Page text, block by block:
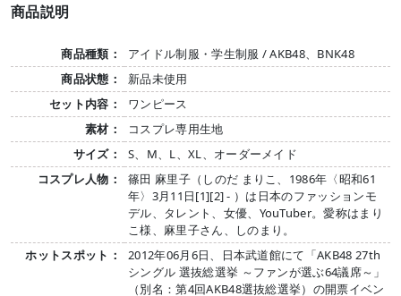
商品説明
商品種類：
アイドル制服・学生制服 / AKB48、BNK48
商品状態：
新品未使用
セット内容：
ワンピース
素材：
コスプレ専用生地
サイズ：
S、M、L、XL、オーダーメイド
コスプレ人物：
篠田 麻里子（しのだ まりこ、1986年〈昭和61
年〉3月11日[1][2] - ）は日本のファッションモ
デル、タレント、女優、YouTuber。愛称はまり
こ様、麻里子さん、しのまり。
ホットスポット：
2012年06月6日、日本武道館にて「AKB48 27th
シングル 選抜総選挙 ～ファンが選ぶ64議席～」
（別名：第4回AKB48選抜総選挙）の開票イベン